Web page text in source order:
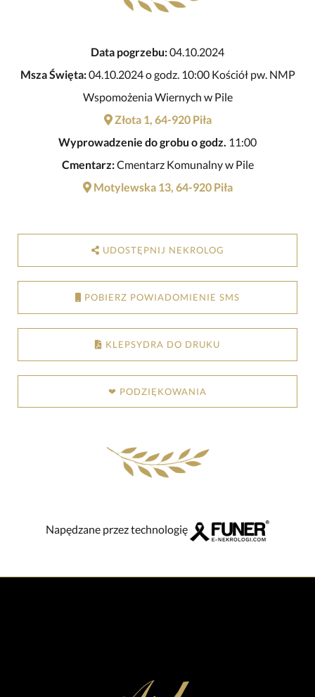
Data pogrzebu:04.10.2024
Msza Święta:04.10.2024 o godz. 10:00 Kościół pw. NMP
Wspomożenia Wiernych w Pile
Złota 1, 64-920 Piła
Wyprowadzenie do grobu o godz. 11:00
Cmentarz:Cmentarz Komunalny w Pile
Motylewska 13, 64-920 Piła
UDOSTĘPNIJ NEKROLOG
POBIERZ POWIADOMIENIE SMS
KLEPSYDRA DO DRUKU
❤ PODZIĘKOWANIA
Napędzane przez technologię